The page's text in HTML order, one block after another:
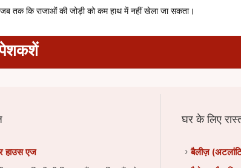
जब तक कि राजाओं की जोड़ी को कम हाथ में नहीं खेला जा सकता।
पेशकशें
हाउस एज
घर के लिए
बैलीज़